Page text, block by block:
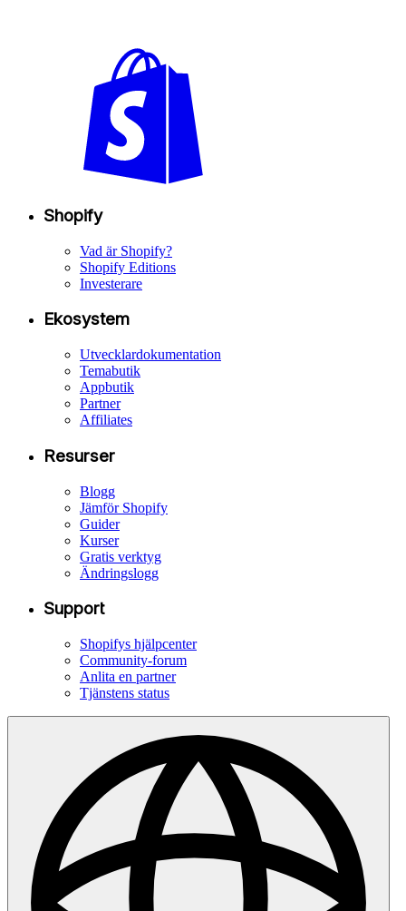
Shopify
Vad är Shopify?
Shopify Editions
Investerare
Ekosystem
Utvecklardokumentation
Temabutik
Appbutik
Partner
Affiliates
Resurser
Blogg
Jämför Shopify
Guider
Kurser
Gratis verktyg
Ändringslogg
Support
Shopifys hjälpcenter
Community-forum
Anlita en partner
Tjänstens status